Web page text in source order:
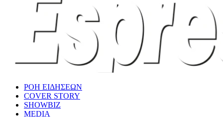
ΡΟΗ ΕΙΔΗΣΕΩΝ
COVER STORY
SHOWBIZ
MEDIA